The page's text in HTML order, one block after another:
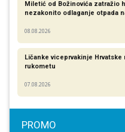
Miletić od Božinovića zatražio
nezakonito odlaganje otpada
08.08.2026
Ličanke viceprvakinje Hrvatske
rukometu
07.08.2026
PROMO